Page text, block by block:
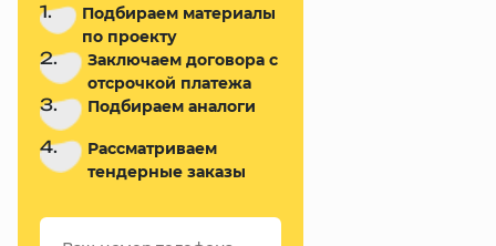
1.
Подбираем материалы
по проекту
2.
Заключаем договора с
отсрочкой платежа
3. Подбираем аналоги
4.
Рассматриваем
тендерные заказы